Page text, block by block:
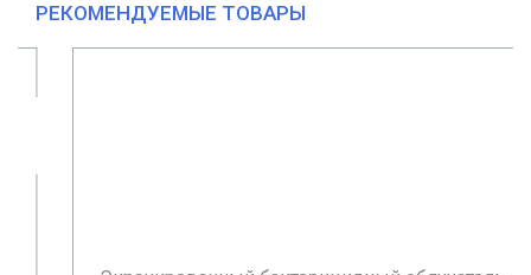
РЕКОМЕНДУЕМЫЕ ТОВАРЫ